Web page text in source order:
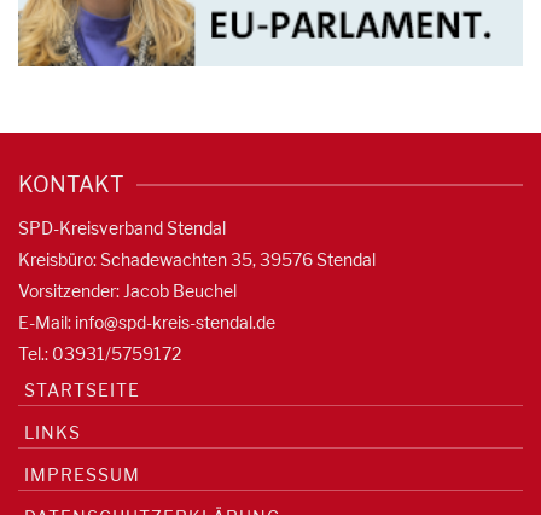
KONTAKT
SPD-Kreisverband Stendal
Kreisbüro: Schadewachten 35, 39576 Stendal
Vorsitzender: Jacob Beuchel
E-Mail: info@spd-kreis-stendal.de
Tel.: 03931/5759172
STARTSEITE
LINKS
IMPRESSUM